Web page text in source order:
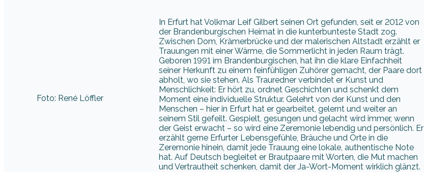
Foto: René Löffler
In Erfurt hat Volkmar Leif Gilbert seinen Ort gefunden, seit er 2012 von
der Brandenburgischen Heimat in die kunterbunteste Stadt zog.
Zwischen Dom, Krämerbrücke und der malerischen Altstadt erzählt er
Trauungen mit einer Wärme, die Sommerlicht in jeden Raum trägt.
Geboren 1991 im Brandenburgischen, hat ihn die klare Einfachheit
seiner Herkunft zu einem feinfühligen Zuhörer gemacht, der Paare dort
abholt, wo sie stehen. Als Trauredner verbindet er Kunst und
Menschlichkeit: Er hört zu, ordnet Geschichten und schenkt dem
Moment eine individuelle Struktur. Gelehrt von der Kunst und den
Menschen – hier in Erfurt hat er gearbeitet, gelernt und weiter an
seinem Stil gefeilt. Gespielt, gesungen und gelacht wird immer, wenn
der Geist erwacht – so wird eine Zeremonie lebendig und persönlich. Er
erzählt gerne Erfurter Lebensgefühle, Bräuche und Orte in die
Zeremonie hinein, damit jede Trauung eine lokale, authentische Note
hat. Auf Deutsch begleitet er Brautpaare mit Worten, die Mut machen
und Vertrautheit schenken, damit der Ja-Wort-Moment wirklich glänzt.